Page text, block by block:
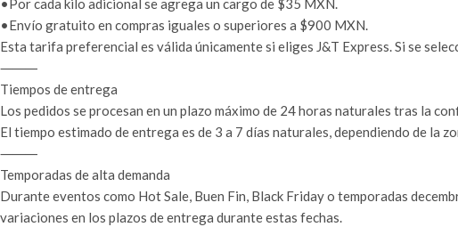
•Por cada kilo adicional se agrega un cargo de $35 MXN.
•Envío gratuito en compras iguales o superiores a $900 MXN.
Esta tarifa preferencial es válida únicamente si eliges J&T Express. Si se
⸻
Tiempos de entrega
Los pedidos se procesan en un plazo máximo de 24 horas naturales tras la
El tiempo estimado de entrega es de 3 a 7 días naturales, dependiendo de la
⸻
Temporadas de alta demanda
Durante eventos como Hot Sale, Buen Fin, Black Friday o temporadas
variaciones en los plazos de entrega durante estas fechas.